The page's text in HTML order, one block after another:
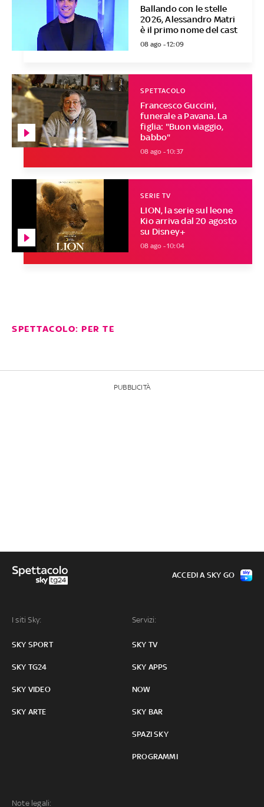
Ballando con le stelle
2026, Alessandro Matri
è il primo nome del cast
08 ago - 12:09
Francesco Guccini,
funerale a Pavana. La
figlia: "Buon viaggio,
babbo"
SPETTACOLO
08 ago - 10:37
LION, la serie sul leone
Kio arriva dal 20 agosto
su Disney+
SERIE TV
08 ago - 10:04
SPETTACOLO: PER TE
PUBBLICITÀ
I siti Sky:
SKY SPORT
SKY TG24
SKY VIDEO
SKY ARTE
Servizi:
SKY TV
SKY APPS
NOW
SKY BAR
SPAZI SKY
PROGRAMMI
Note legali:
ACCEDI A SKY GO